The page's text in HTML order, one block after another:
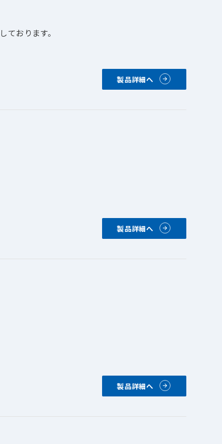
ております。
製品詳細へ
製品詳細へ
製品詳細へ